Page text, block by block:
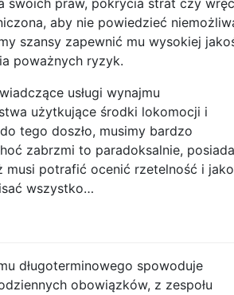
swoich praw, pokrycia strat czy
aby nie powiedzieć
szansy zapewnić mu wysokiej
poważnych ryzyk.
usługi wynajmu
użytkujące środki lokomocji i
tego doszło, musimy bardzo
zabrzmi to paradoksalnie,
musi potrafić ocenić rzetelność i
wszystko…
długoterminowego spowoduje
obowiązków, z zespołu